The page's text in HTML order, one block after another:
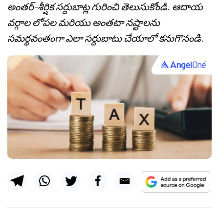
అంతర్-శీర్షిక సర్దుబాట్ల గురించి తెలుసుకోండి. ఆదాయ
వర్గాల లోపల మరియు అంతటా నష్టాలను
సమర్థవంతంగా ఎలా సర్దుబాటు చేయాలో కనుగొనండి.